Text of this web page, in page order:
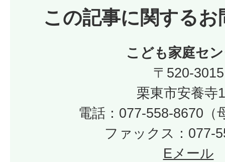
この記事に関するお
こども家庭セ
〒520-3015
栗東市安養寺
電話：077-558-8670（
ファックス：077-
Eメール